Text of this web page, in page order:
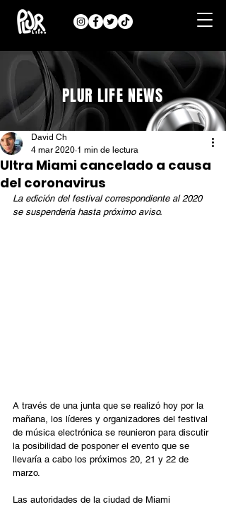
PLUR LIFE NEWS
Ultra Miami cancelado a causa
del coronavirus
David Ch
4 mar 2020 1 min de lectura
La edición del festival correspondiente al 2020
se suspendería hasta próximo aviso.
A través de una junta que se realizó hoy por la
mañana, los líderes y organizadores del festival
de música electrónica se reunieron para discutir
la posibilidad de posponer el evento que se
llevaría a cabo los próximos 20, 21 y 22 de
marzo.
Las autoridades de la ciudad de Miami